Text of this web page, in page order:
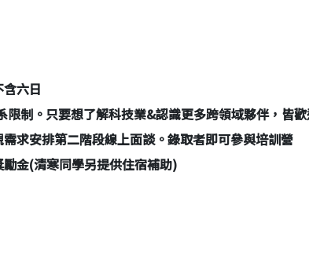
六日
制。只要想了解科技業&認識更多跨領域夥伴，皆
求安排第二階段線上面談。錄取者即可參與培訓營
金(清寒同學另提供住宿補助)